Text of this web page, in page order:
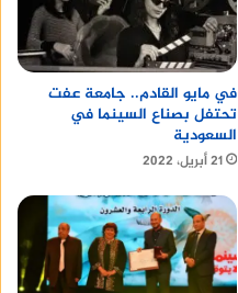
في مايو القادم.. جامعة عفت
تحتفل بصناع السينما في
السعودية
21 أبريل، 2022